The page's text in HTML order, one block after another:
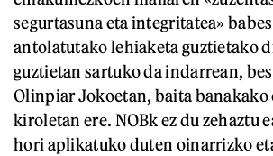
segurtasuna eta integritatea»
antolatutako lehiaketa guztietako
guztietan sartuko da indarrean,
Olinpiar Jokoetan, baita banakako
kiroletan ere. NOBk ez du zehaztu
hori aplikatuko duten oinarrizko